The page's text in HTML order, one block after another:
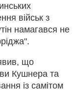
військ з
намагався не
що
Кушнера та
із самітом